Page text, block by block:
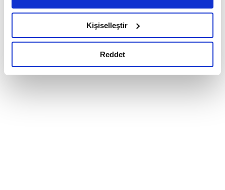
belirleyebilirsiniz. Çerezlere ilişkin detaylı bilgi için
Ayarlar butonuna tıklayabilir,Çerez Bilgilendirme
Metnimizi ziyaret edebilirsiniz.
okumak ve sitemizi ziyaretiniz kapsamında
Kişiselleştir
Reddet